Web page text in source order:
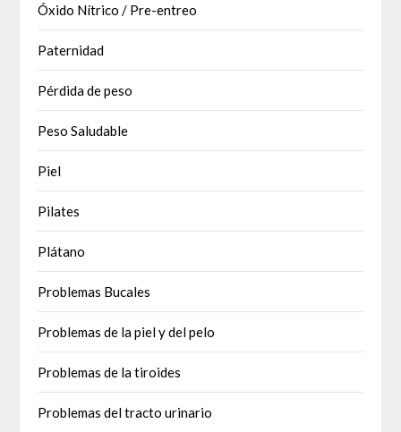
Óxido Nítrico / Pre-entreo
Paternidad
Pérdida de peso
Peso Saludable
Piel
Pilates
Plátano
Problemas Bucales
Problemas de la piel y del pelo
Problemas de la tiroides
Problemas del tracto urinario